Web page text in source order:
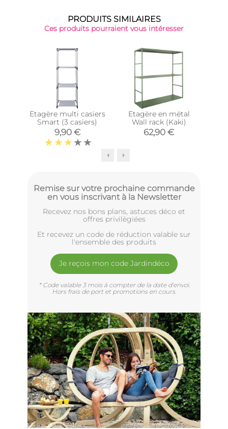
PRODUITS SIMILAIRES
Ces produits pourraient vous intéresser
Etagère multi casiers
Smart (3 casiers)
9,90 €
Etagère en métal
Wall rack (Kaki)
62,90 €
Remise sur votre prochaine commande
en vous inscrivant à la Newsletter
Recevez nos bons plans, astuces déco et
offres privilègiées
Et recevez un code de réduction valable sur
l'ensemble des produits
Je reçois mon code Jardindéco
* Code valable 3 mois à compter de la date d'envoi.
Hors frais de port et promotions en cours.